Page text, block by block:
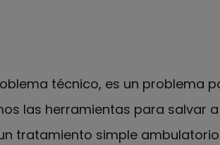
técnico, es un problema
las herramientas para salvar
tratamiento simple